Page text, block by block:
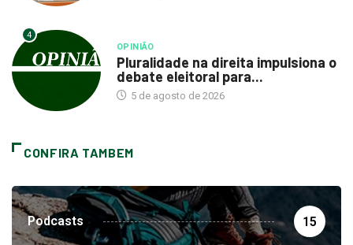
4
OPINIÃO
Pluralidade na direita impulsiona o
debate eleitoral para...
5 de agosto de 2026
CONFIRA TAMBEM
Podcasts 15